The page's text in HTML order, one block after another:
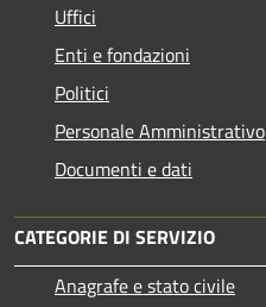
Uffici
Enti e fondazioni
Politici
Personale Amministrativo
Documenti e dati
CATEGORIE DI SERVIZIO
Anagrafe e stato civile